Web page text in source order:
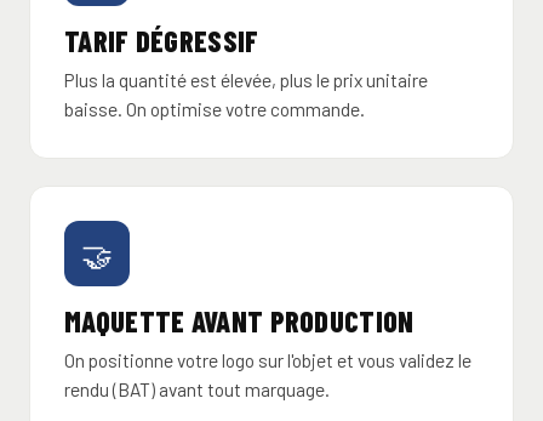
TARIF DÉGRESSIF
Plus la quantité est élevée, plus le prix unitaire
baisse. On optimise votre commande.
🤝
MAQUETTE AVANT PRODUCTION
On positionne votre logo sur l'objet et vous validez le
rendu (BAT) avant tout marquage.